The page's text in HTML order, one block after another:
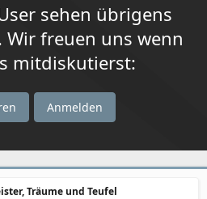
sehen übrigens
Wir freuen uns wenn
mitdiskutierst:
Anmelden
Träume und Teufel